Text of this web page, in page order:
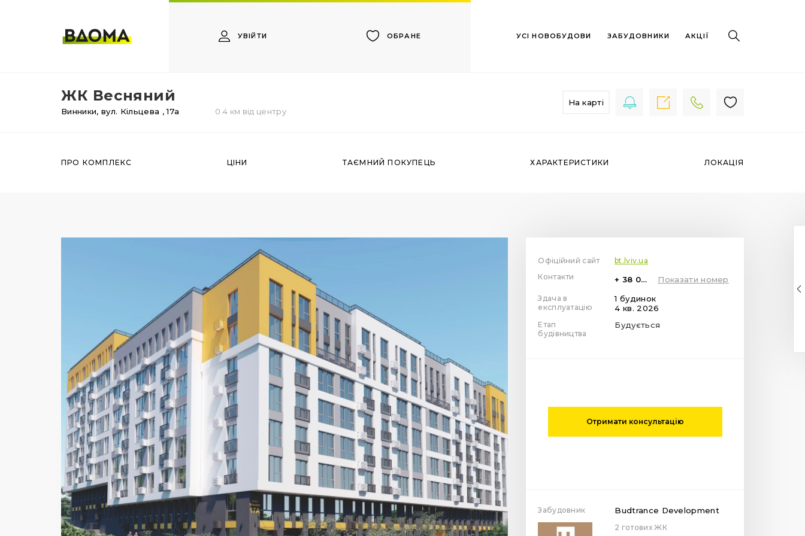
УВІЙТИ ОБРАНЕ УСІ НОВОБУДОВИ ЗАБУДОВНИКИ АКЦІЇ
ЖК Весняний
Винники, вул. Кільцева , 17а 0.4 км від центру
На карті
ПРО КОМПЛЕКС ЦІНИ ТАЄМНИЙ ПОКУПЕЦЬ ХАРАКТЕРИСТИКИ ЛОКАЦІЯ
Офіційний сайт
bt.lviv.ua
Контакти
+ 38 099 78 78 287 Показати номер
Здача в
експлуатацію
1 будинок
4 кв. 2026
Етап
будівництва
Будується
Отримати консультацію
Забудовник Budtrance Development
2 готових ЖК